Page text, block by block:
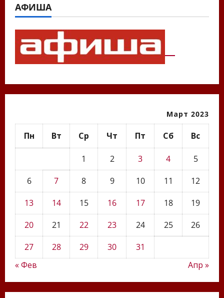
АФИША
Март 2023
Пн Вт Ср Чт Пт Сб Вс
1 2 3 4
5
6
7 8 9 10 11
12
13
14 15 16 17 18
19
20
21 22 23 24 25
26
27
28 29 30
31
« Фев
Апр »